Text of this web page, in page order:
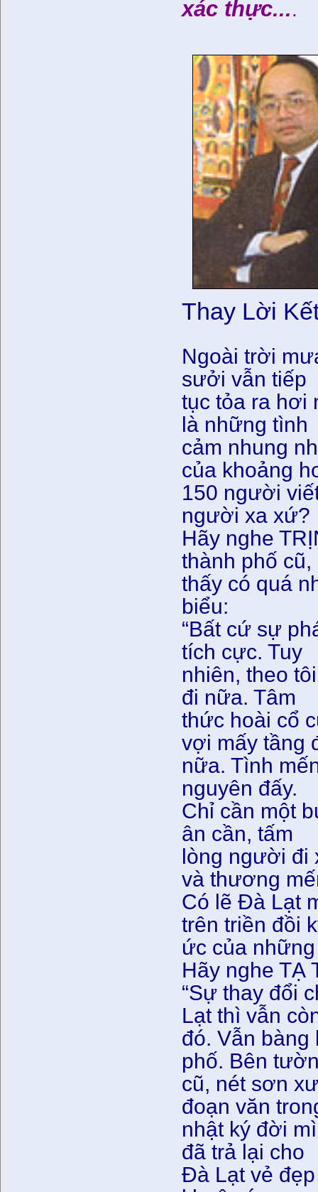
xác thực....
Thay Lời
Ngoài trời
sưởi vẫn tiếp
tục tỏa ra hơi
là những tình
cảm nhung
của khoảng
150 người
người xa xứ?
Hãy nghe
thành phố cũ,
thấy có quá
biểu:
“Bất cứ sự
tích cực. Tuy
nhiên, theo
đi nữa. Tâm
thức hoài cổ
vợi mấy tầng
nữa. Tình
nguyên đấy.
Chỉ cần một
ân cần, tấm
lòng người đi
và thương
Có lẽ Đà Lạt
trên triền đồi
ức của
Hãy nghe TẠ
“Sự thay đổi
Lạt thì vẫn
đó. Vẫn
phố. Bên
cũ, nét sơn
đoạn văn
nhật ký đời
đã trả lại cho
Đà Lạt vẻ